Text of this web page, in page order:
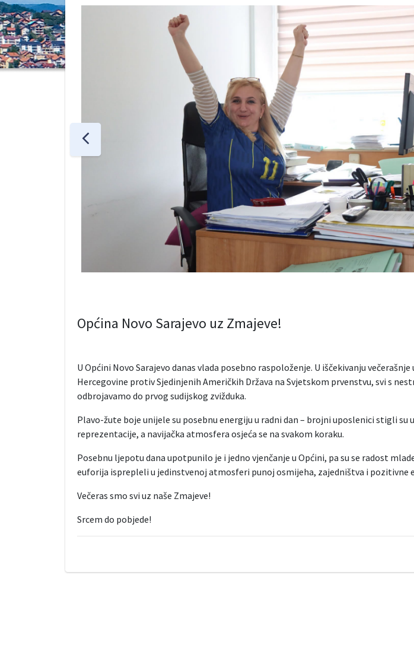
Općina Novo Sarajevo uz Zmajeve!
U Općini Novo Sarajevo danas vlada posebno raspoloženje. U iščekivanju
Hercegovine protiv Sjedinjenih Američkih Država na Svjetskom prvenstvu, svi s
odbrojavamo do prvog sudijskog zvižduka.
Plavo-žute boje unijele su posebnu energiju u radni dan – brojni uposlenici stigli su
reprezentacije, a navijačka atmosfera osjeća se na svakom koraku.
Posebnu ljepotu dana upotpunilo je i jedno vjenčanje u Općini, pa su se radost
euforija isprepleli u jedinstvenoj atmosferi punoj osmijeha, zajedništva i pozitivne
Večeras smo svi uz naše Zmajeve!
Srcem do pobjede!